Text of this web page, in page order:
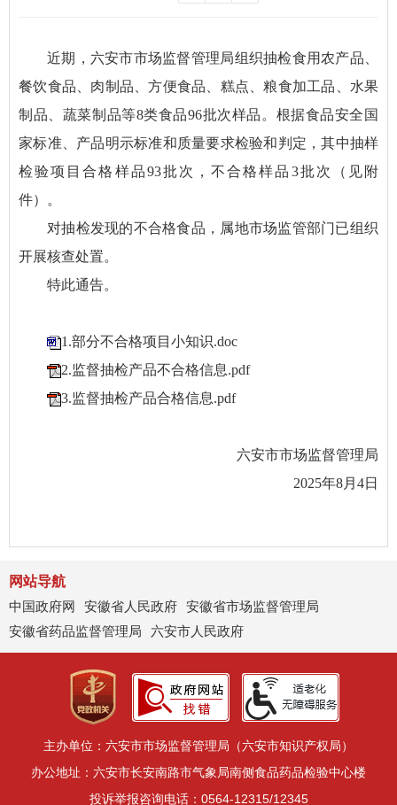
近期，六安市市场监督管理局组织抽检食用农产品、
餐饮食品、肉制品、方便食品、糕点、粮食加工品、水果
制品、蔬菜制品等8类食品96批次样品。根据食品安全国
家标准、产品明示标准和质量要求检验和判定，其中抽样
检验项目合格样品93批次，不合格样品3批次（见附
件）。
对抽检发现的不合格食品，属地市场监管部门已组织
开展核查处置。
特此通告。
1.部分不合格项目小知识.doc
2.监督抽检产品不合格信息.pdf
3.监督抽检产品合格信息.pdf
六安市市场监督管理局
2025年8月4日
网站导航
中国政府网
安徽省人民政府 安徽省市场监督管理局
安徽省药品监督管理局
六安市人民政府
主办单位：六安市市场监督管理局（六安市知识产权局）
办公地址：六安市长安南路市气象局南侧食品药品检验中心楼
投诉举报咨询电话：0564-12315/12345